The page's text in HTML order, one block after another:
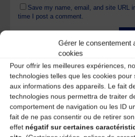
Gérer le consentement
cookies
Pour offrir les meilleures expériences,
technologies telles que les cookies
aux informations des appareils. Le fait
technologies nous permettra de traiter
comportement de navigation ou les ID
fait de ne pas consentir ou de retirer
effet négatif sur certaines
Save my name, email, and site URL
time I post a comment.
Ce site utilise Akismet pour réduire
savoir plus sur la façon dont les
commentaires sont traitées